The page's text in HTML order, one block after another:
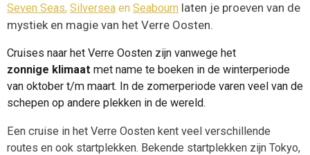
Seven Seas, Silversea en Seabourn laten je proeven van de
mystiek en magie van het Verre Oosten.
Cruises naar het Verre Oosten zijn vanwege het
zonnige klimaat met name te boeken in de winterperiode
van oktober t/m maart. In de zomerperiode varen veel van de
schepen op andere plekken in de wereld.
Een cruise in het Verre Oosten kent veel verschillende
routes en ook startplekken. Bekende startplekken zijn Tokyo,